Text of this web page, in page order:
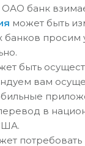
банк
может быть
просим
быть
вам
в